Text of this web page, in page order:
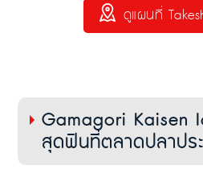
ดูแผนที่
Gamagori Kaisen
สุดฟินที่ตลาดปลาปร